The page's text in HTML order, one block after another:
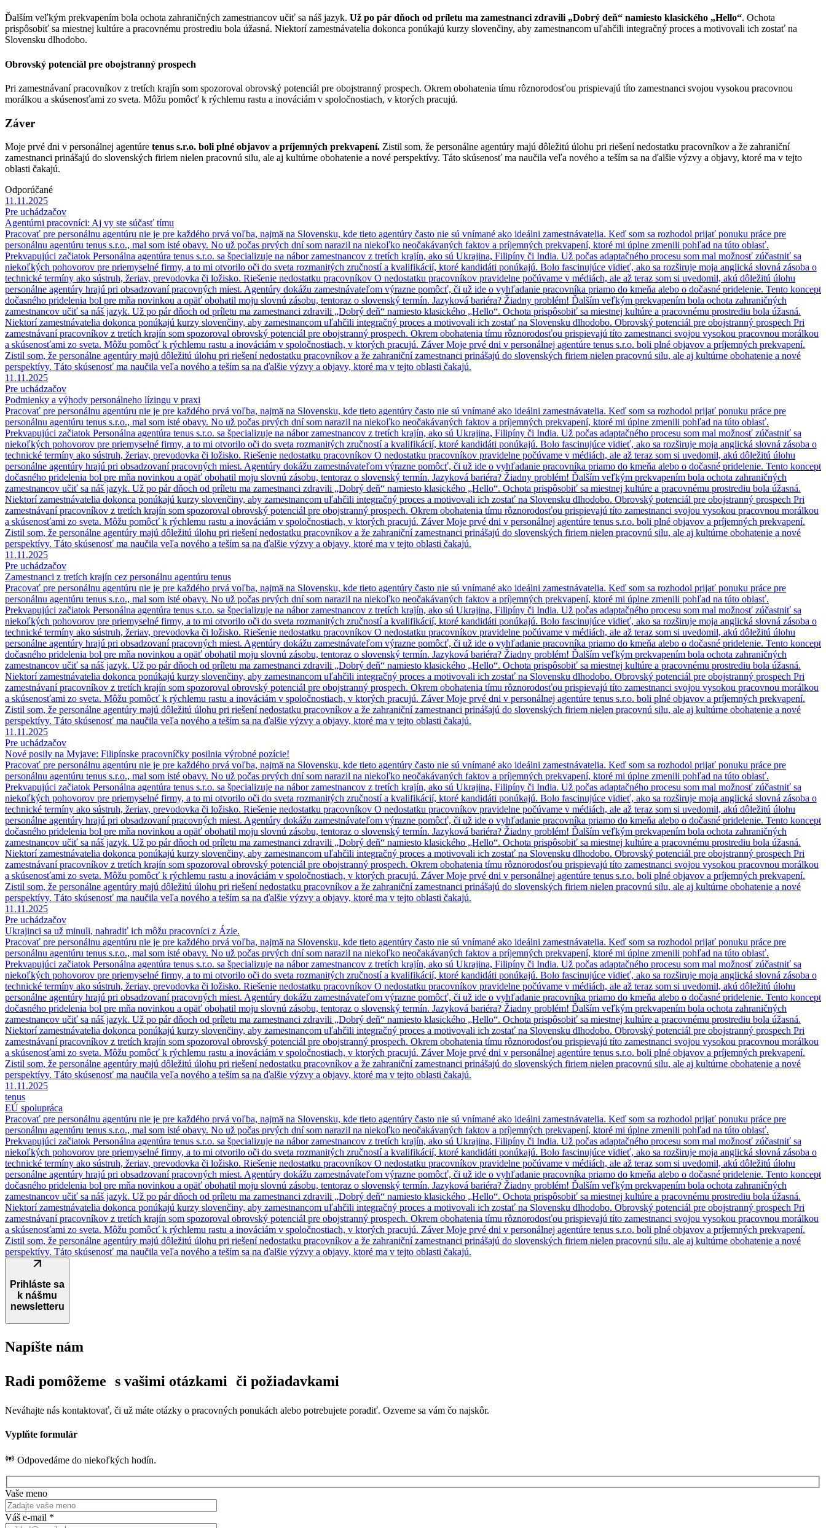
Ďalším veľkým prekvapením bola ochota zahraničných zamestnancov učiť sa náš jazyk. Už po pár dňoch od príletu ma zamestnanci zdravili „Dobrý deň“ namiesto klasického „Hello“. Ochota
prispôsobiť sa miestnej kultúre a pracovnému prostrediu bola úžasná. Niektorí zamestnávatelia dokonca ponúkajú kurzy slovenčiny, aby zamestnancom uľahčili integračný proces a motivovali ich zostať na
Slovensku dlhodobo.
Obrovský potenciál pre obojstranný prospech
Pri zamestnávaní pracovníkov z tretích krajín som spozoroval obrovský potenciál pre obojstranný prospech. Okrem obohatenia tímu rôznorodosťou prispievajú títo zamestnanci svojou vysokou pracovnou
morálkou a skúsenosťami zo sveta. Môžu pomôcť k rýchlemu rastu a inováciám v spoločnostiach, v ktorých pracujú.
Záver
Moje prvé dni v personálnej agentúre tenus s.r.o. boli plné objavov a príjemných prekvapení. Zistil som, že personálne agentúry majú dôležitú úlohu pri riešení nedostatku pracovníkov a že zahraniční
zamestnanci prinášajú do slovenských firiem nielen pracovnú silu, ale aj kultúrne obohatenie a nové perspektívy. Táto skúsenosť ma naučila veľa nového a teším sa na ďalšie výzvy a objavy, ktoré ma v tejto
oblasti čakajú.
Odporúčané
11.11.2025
Pre uchádzačov
Agentúrni pracovníci: Aj vy ste súčasť tímu
Pracovať pre personálnu agentúru nie je pre každého prvá voľba, najmä na Slovensku, kde tieto agentúry často nie sú vnímané ako ideálni zamestnávatelia. Keď som sa rozhodol prijať ponuku práce pre
personálnu agentúru tenus s.r.o., mal som isté obavy. No už počas prvých dní som narazil na niekoľko neočakávaných faktov a príjemných prekvapení, ktoré mi úplne zmenili pohľad na túto oblasť.
Prekvapujúci začiatok Personálna agentúra tenus s.r.o. sa špecializuje na nábor zamestnancov z tretích krajín, ako sú Ukrajina, Filipíny či India. Už počas adaptačného procesu som mal možnosť zúčastniť sa
niekoľkých pohovorov pre priemyselné firmy, a to mi otvorilo oči do sveta rozmanitých zručností a kvalifikácií, ktoré kandidáti ponúkajú. Bolo fascinujúce vidieť, ako sa rozširuje moja anglická slovná zásoba o
technické termíny ako sústruh, žeriav, prevodovka či ložisko. Riešenie nedostatku pracovníkov O nedostatku pracovníkov pravidelne počúvame v médiách, ale až teraz som si uvedomil, akú dôležitú úlohu
personálne agentúry hrajú pri obsadzovaní pracovných miest. Agentúry dokážu zamestnávateľom výrazne pomôcť, či už ide o vyhľadanie pracovníka priamo do kmeňa alebo o dočasné pridelenie. Tento koncept
dočasného pridelenia bol pre mňa novinkou a opäť obohatil moju slovnú zásobu, tentoraz o slovenský termín. Jazyková bariéra? Žiadny problém! Ďalším veľkým prekvapením bola ochota zahraničných
zamestnancov učiť sa náš jazyk. Už po pár dňoch od príletu ma zamestnanci zdravili „Dobrý deň“ namiesto klasického „Hello“. Ochota prispôsobiť sa miestnej kultúre a pracovnému prostrediu bola úžasná.
Niektorí zamestnávatelia dokonca ponúkajú kurzy slovenčiny, aby zamestnancom uľahčili integračný proces a motivovali ich zostať na Slovensku dlhodobo. Obrovský potenciál pre obojstranný prospech Pri
zamestnávaní pracovníkov z tretích krajín som spozoroval obrovský potenciál pre obojstranný prospech. Okrem obohatenia tímu rôznorodosťou prispievajú títo zamestnanci svojou vysokou pracovnou morálkou
a skúsenosťami zo sveta. Môžu pomôcť k rýchlemu rastu a inováciám v spoločnostiach, v ktorých pracujú. Záver Moje prvé dni v personálnej agentúre tenus s.r.o. boli plné objavov a príjemných prekvapení.
Zistil som, že personálne agentúry majú dôležitú úlohu pri riešení nedostatku pracovníkov a že zahraniční zamestnanci prinášajú do slovenských firiem nielen pracovnú silu, ale aj kultúrne obohatenie a nové
perspektívy. Táto skúsenosť ma naučila veľa nového a teším sa na ďalšie výzvy a objavy, ktoré ma v tejto oblasti čakajú.
11.11.2025
Pre uchádzačov
Podmienky a výhody personálneho lízingu v praxi
Pracovať pre personálnu agentúru nie je pre každého prvá voľba, najmä na Slovensku, kde tieto agentúry často nie sú vnímané ako ideálni zamestnávatelia. Keď som sa rozhodol prijať ponuku práce pre
personálnu agentúru tenus s.r.o., mal som isté obavy. No už počas prvých dní som narazil na niekoľko neočakávaných faktov a príjemných prekvapení, ktoré mi úplne zmenili pohľad na túto oblasť.
Prekvapujúci začiatok Personálna agentúra tenus s.r.o. sa špecializuje na nábor zamestnancov z tretích krajín, ako sú Ukrajina, Filipíny či India. Už počas adaptačného procesu som mal možnosť zúčastniť sa
niekoľkých pohovorov pre priemyselné firmy, a to mi otvorilo oči do sveta rozmanitých zručností a kvalifikácií, ktoré kandidáti ponúkajú. Bolo fascinujúce vidieť, ako sa rozširuje moja anglická slovná zásoba o
technické termíny ako sústruh, žeriav, prevodovka či ložisko. Riešenie nedostatku pracovníkov O nedostatku pracovníkov pravidelne počúvame v médiách, ale až teraz som si uvedomil, akú dôležitú úlohu
personálne agentúry hrajú pri obsadzovaní pracovných miest. Agentúry dokážu zamestnávateľom výrazne pomôcť, či už ide o vyhľadanie pracovníka priamo do kmeňa alebo o dočasné pridelenie. Tento koncept
dočasného pridelenia bol pre mňa novinkou a opäť obohatil moju slovnú zásobu, tentoraz o slovenský termín. Jazyková bariéra? Žiadny problém! Ďalším veľkým prekvapením bola ochota zahraničných
zamestnancov učiť sa náš jazyk. Už po pár dňoch od príletu ma zamestnanci zdravili „Dobrý deň“ namiesto klasického „Hello“. Ochota prispôsobiť sa miestnej kultúre a pracovnému prostrediu bola úžasná.
Niektorí zamestnávatelia dokonca ponúkajú kurzy slovenčiny, aby zamestnancom uľahčili integračný proces a motivovali ich zostať na Slovensku dlhodobo. Obrovský potenciál pre obojstranný prospech Pri
zamestnávaní pracovníkov z tretích krajín som spozoroval obrovský potenciál pre obojstranný prospech. Okrem obohatenia tímu rôznorodosťou prispievajú títo zamestnanci svojou vysokou pracovnou morálkou
a skúsenosťami zo sveta. Môžu pomôcť k rýchlemu rastu a inováciám v spoločnostiach, v ktorých pracujú. Záver Moje prvé dni v personálnej agentúre tenus s.r.o. boli plné objavov a príjemných prekvapení.
Zistil som, že personálne agentúry majú dôležitú úlohu pri riešení nedostatku pracovníkov a že zahraniční zamestnanci prinášajú do slovenských firiem nielen pracovnú silu, ale aj kultúrne obohatenie a nové
perspektívy. Táto skúsenosť ma naučila veľa nového a teším sa na ďalšie výzvy a objavy, ktoré ma v tejto oblasti čakajú.
11.11.2025
Pre uchádzačov
Zamestnanci z tretích krajín cez personálnu agentúru tenus
Pracovať pre personálnu agentúru nie je pre každého prvá voľba, najmä na Slovensku, kde tieto agentúry často nie sú vnímané ako ideálni zamestnávatelia. Keď som sa rozhodol prijať ponuku práce pre
personálnu agentúru tenus s.r.o., mal som isté obavy. No už počas prvých dní som narazil na niekoľko neočakávaných faktov a príjemných prekvapení, ktoré mi úplne zmenili pohľad na túto oblasť.
Prekvapujúci začiatok Personálna agentúra tenus s.r.o. sa špecializuje na nábor zamestnancov z tretích krajín, ako sú Ukrajina, Filipíny či India. Už počas adaptačného procesu som mal možnosť zúčastniť sa
niekoľkých pohovorov pre priemyselné firmy, a to mi otvorilo oči do sveta rozmanitých zručností a kvalifikácií, ktoré kandidáti ponúkajú. Bolo fascinujúce vidieť, ako sa rozširuje moja anglická slovná zásoba o
technické termíny ako sústruh, žeriav, prevodovka či ložisko. Riešenie nedostatku pracovníkov O nedostatku pracovníkov pravidelne počúvame v médiách, ale až teraz som si uvedomil, akú dôležitú úlohu
personálne agentúry hrajú pri obsadzovaní pracovných miest. Agentúry dokážu zamestnávateľom výrazne pomôcť, či už ide o vyhľadanie pracovníka priamo do kmeňa alebo o dočasné pridelenie. Tento koncept
dočasného pridelenia bol pre mňa novinkou a opäť obohatil moju slovnú zásobu, tentoraz o slovenský termín. Jazyková bariéra? Žiadny problém! Ďalším veľkým prekvapením bola ochota zahraničných
zamestnancov učiť sa náš jazyk. Už po pár dňoch od príletu ma zamestnanci zdravili „Dobrý deň“ namiesto klasického „Hello“. Ochota prispôsobiť sa miestnej kultúre a pracovnému prostrediu bola úžasná.
Niektorí zamestnávatelia dokonca ponúkajú kurzy slovenčiny, aby zamestnancom uľahčili integračný proces a motivovali ich zostať na Slovensku dlhodobo. Obrovský potenciál pre obojstranný prospech Pri
zamestnávaní pracovníkov z tretích krajín som spozoroval obrovský potenciál pre obojstranný prospech. Okrem obohatenia tímu rôznorodosťou prispievajú títo zamestnanci svojou vysokou pracovnou morálkou
a skúsenosťami zo sveta. Môžu pomôcť k rýchlemu rastu a inováciám v spoločnostiach, v ktorých pracujú. Záver Moje prvé dni v personálnej agentúre tenus s.r.o. boli plné objavov a príjemných prekvapení.
Zistil som, že personálne agentúry majú dôležitú úlohu pri riešení nedostatku pracovníkov a že zahraniční zamestnanci prinášajú do slovenských firiem nielen pracovnú silu, ale aj kultúrne obohatenie a nové
perspektívy. Táto skúsenosť ma naučila veľa nového a teším sa na ďalšie výzvy a objavy, ktoré ma v tejto oblasti čakajú.
11.11.2025
Pre uchádzačov
Nové posily na Myjave: Filipínske pracovníčky posilnia výrobné pozície!
Pracovať pre personálnu agentúru nie je pre každého prvá voľba, najmä na Slovensku, kde tieto agentúry často nie sú vnímané ako ideálni zamestnávatelia. Keď som sa rozhodol prijať ponuku práce pre
personálnu agentúru tenus s.r.o., mal som isté obavy. No už počas prvých dní som narazil na niekoľko neočakávaných faktov a príjemných prekvapení, ktoré mi úplne zmenili pohľad na túto oblasť.
Prekvapujúci začiatok Personálna agentúra tenus s.r.o. sa špecializuje na nábor zamestnancov z tretích krajín, ako sú Ukrajina, Filipíny či India. Už počas adaptačného procesu som mal možnosť zúčastniť sa
niekoľkých pohovorov pre priemyselné firmy, a to mi otvorilo oči do sveta rozmanitých zručností a kvalifikácií, ktoré kandidáti ponúkajú. Bolo fascinujúce vidieť, ako sa rozširuje moja anglická slovná zásoba o
technické termíny ako sústruh, žeriav, prevodovka či ložisko. Riešenie nedostatku pracovníkov O nedostatku pracovníkov pravidelne počúvame v médiách, ale až teraz som si uvedomil, akú dôležitú úlohu
personálne agentúry hrajú pri obsadzovaní pracovných miest. Agentúry dokážu zamestnávateľom výrazne pomôcť, či už ide o vyhľadanie pracovníka priamo do kmeňa alebo o dočasné pridelenie. Tento koncept
dočasného pridelenia bol pre mňa novinkou a opäť obohatil moju slovnú zásobu, tentoraz o slovenský termín. Jazyková bariéra? Žiadny problém! Ďalším veľkým prekvapením bola ochota zahraničných
zamestnancov učiť sa náš jazyk. Už po pár dňoch od príletu ma zamestnanci zdravili „Dobrý deň“ namiesto klasického „Hello“. Ochota prispôsobiť sa miestnej kultúre a pracovnému prostrediu bola úžasná.
Niektorí zamestnávatelia dokonca ponúkajú kurzy slovenčiny, aby zamestnancom uľahčili integračný proces a motivovali ich zostať na Slovensku dlhodobo. Obrovský potenciál pre obojstranný prospech Pri
zamestnávaní pracovníkov z tretích krajín som spozoroval obrovský potenciál pre obojstranný prospech. Okrem obohatenia tímu rôznorodosťou prispievajú títo zamestnanci svojou vysokou pracovnou morálkou
a skúsenosťami zo sveta. Môžu pomôcť k rýchlemu rastu a inováciám v spoločnostiach, v ktorých pracujú. Záver Moje prvé dni v personálnej agentúre tenus s.r.o. boli plné objavov a príjemných prekvapení.
Zistil som, že personálne agentúry majú dôležitú úlohu pri riešení nedostatku pracovníkov a že zahraniční zamestnanci prinášajú do slovenských firiem nielen pracovnú silu, ale aj kultúrne obohatenie a nové
perspektívy. Táto skúsenosť ma naučila veľa nového a teším sa na ďalšie výzvy a objavy, ktoré ma v tejto oblasti čakajú.
11.11.2025
Pre uchádzačov
Ukrajinci sa už minuli, nahradiť ich môžu pracovníci z Ázie.
Pracovať pre personálnu agentúru nie je pre každého prvá voľba, najmä na Slovensku, kde tieto agentúry často nie sú vnímané ako ideálni zamestnávatelia. Keď som sa rozhodol prijať ponuku práce pre
personálnu agentúru tenus s.r.o., mal som isté obavy. No už počas prvých dní som narazil na niekoľko neočakávaných faktov a príjemných prekvapení, ktoré mi úplne zmenili pohľad na túto oblasť.
Prekvapujúci začiatok Personálna agentúra tenus s.r.o. sa špecializuje na nábor zamestnancov z tretích krajín, ako sú Ukrajina, Filipíny či India. Už počas adaptačného procesu som mal možnosť zúčastniť sa
niekoľkých pohovorov pre priemyselné firmy, a to mi otvorilo oči do sveta rozmanitých zručností a kvalifikácií, ktoré kandidáti ponúkajú. Bolo fascinujúce vidieť, ako sa rozširuje moja anglická slovná zásoba o
technické termíny ako sústruh, žeriav, prevodovka či ložisko. Riešenie nedostatku pracovníkov O nedostatku pracovníkov pravidelne počúvame v médiách, ale až teraz som si uvedomil, akú dôležitú úlohu
personálne agentúry hrajú pri obsadzovaní pracovných miest. Agentúry dokážu zamestnávateľom výrazne pomôcť, či už ide o vyhľadanie pracovníka priamo do kmeňa alebo o dočasné pridelenie. Tento koncept
dočasného pridelenia bol pre mňa novinkou a opäť obohatil moju slovnú zásobu, tentoraz o slovenský termín. Jazyková bariéra? Žiadny problém! Ďalším veľkým prekvapením bola ochota zahraničných
zamestnancov učiť sa náš jazyk. Už po pár dňoch od príletu ma zamestnanci zdravili „Dobrý deň“ namiesto klasického „Hello“. Ochota prispôsobiť sa miestnej kultúre a pracovnému prostrediu bola úžasná.
Niektorí zamestnávatelia dokonca ponúkajú kurzy slovenčiny, aby zamestnancom uľahčili integračný proces a motivovali ich zostať na Slovensku dlhodobo. Obrovský potenciál pre obojstranný prospech Pri
zamestnávaní pracovníkov z tretích krajín som spozoroval obrovský potenciál pre obojstranný prospech. Okrem obohatenia tímu rôznorodosťou prispievajú títo zamestnanci svojou vysokou pracovnou morálkou
a skúsenosťami zo sveta. Môžu pomôcť k rýchlemu rastu a inováciám v spoločnostiach, v ktorých pracujú. Záver Moje prvé dni v personálnej agentúre tenus s.r.o. boli plné objavov a príjemných prekvapení.
Zistil som, že personálne agentúry majú dôležitú úlohu pri riešení nedostatku pracovníkov a že zahraniční zamestnanci prinášajú do slovenských firiem nielen pracovnú silu, ale aj kultúrne obohatenie a nové
perspektívy. Táto skúsenosť ma naučila veľa nového a teším sa na ďalšie výzvy a objavy, ktoré ma v tejto oblasti čakajú.
11.11.2025
tenus
EÚ spolupráca
Pracovať pre personálnu agentúru nie je pre každého prvá voľba, najmä na Slovensku, kde tieto agentúry často nie sú vnímané ako ideálni zamestnávatelia. Keď som sa rozhodol prijať ponuku práce pre
personálnu agentúru tenus s.r.o., mal som isté obavy. No už počas prvých dní som narazil na niekoľko neočakávaných faktov a príjemných prekvapení, ktoré mi úplne zmenili pohľad na túto oblasť.
Prekvapujúci začiatok Personálna agentúra tenus s.r.o. sa špecializuje na nábor zamestnancov z tretích krajín, ako sú Ukrajina, Filipíny či India. Už počas adaptačného procesu som mal možnosť zúčastniť sa
niekoľkých pohovorov pre priemyselné firmy, a to mi otvorilo oči do sveta rozmanitých zručností a kvalifikácií, ktoré kandidáti ponúkajú. Bolo fascinujúce vidieť, ako sa rozširuje moja anglická slovná zásoba o
technické termíny ako sústruh, žeriav, prevodovka či ložisko. Riešenie nedostatku pracovníkov O nedostatku pracovníkov pravidelne počúvame v médiách, ale až teraz som si uvedomil, akú dôležitú úlohu
personálne agentúry hrajú pri obsadzovaní pracovných miest. Agentúry dokážu zamestnávateľom výrazne pomôcť, či už ide o vyhľadanie pracovníka priamo do kmeňa alebo o dočasné pridelenie. Tento koncept
dočasného pridelenia bol pre mňa novinkou a opäť obohatil moju slovnú zásobu, tentoraz o slovenský termín. Jazyková bariéra? Žiadny problém! Ďalším veľkým prekvapením bola ochota zahraničných
zamestnancov učiť sa náš jazyk. Už po pár dňoch od príletu ma zamestnanci zdravili „Dobrý deň“ namiesto klasického „Hello“. Ochota prispôsobiť sa miestnej kultúre a pracovnému prostrediu bola úžasná.
Niektorí zamestnávatelia dokonca ponúkajú kurzy slovenčiny, aby zamestnancom uľahčili integračný proces a motivovali ich zostať na Slovensku dlhodobo. Obrovský potenciál pre obojstranný prospech Pri
zamestnávaní pracovníkov z tretích krajín som spozoroval obrovský potenciál pre obojstranný prospech. Okrem obohatenia tímu rôznorodosťou prispievajú títo zamestnanci svojou vysokou pracovnou morálkou
a skúsenosťami zo sveta. Môžu pomôcť k rýchlemu rastu a inováciám v spoločnostiach, v ktorých pracujú. Záver Moje prvé dni v personálnej agentúre tenus s.r.o. boli plné objavov a príjemných prekvapení.
Zistil som, že personálne agentúry majú dôležitú úlohu pri riešení nedostatku pracovníkov a že zahraniční zamestnanci prinášajú do slovenských firiem nielen pracovnú silu, ale aj kultúrne obohatenie a nové
perspektívy. Táto skúsenosť ma naučila veľa nového a teším sa na ďalšie výzvy a objavy, ktoré ma v tejto oblasti čakajú.
Prihláste sa
k nášmu
newsletteru
Napíšte nám
Radi pomôžeme s vašimi otázkami či požiadavkami
Neváhajte nás kontaktovať, či už máte otázky o pracovných ponukách alebo potrebujete poradiť. Ozveme sa vám čo najskôr.
Vyplňte formulár
Odpovedáme do niekoľkých hodín.
Vaše meno
Váš e-mail *